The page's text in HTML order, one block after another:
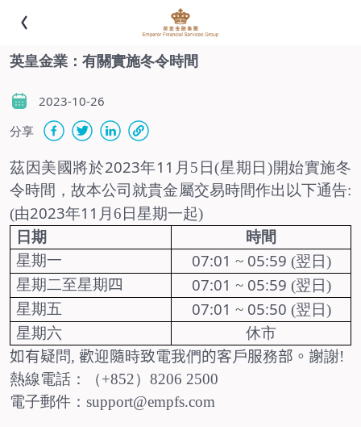
英皇金業：有關實施冬令時間
2023-10-26
分享
茲因美國將於2023年11 月 5 日(星期日 )開始實施冬
令時間，故本公司就貴金屬交易時間作出以下通告:
(由2023年11 月 6 日星期一起)
日期
時間
星期一
07:01 ~ 05:59 (翌日)
星期二至星期 四 07:01 ~ 05:59 (翌日)
星期五
07:01 ~ 05:50 (翌日)
星期六
休市
如有疑問, 歡迎 隨時致電我們的客戶服務部。謝謝!
熱線電話：（+852）8206 2500
電子郵件：support@empfs.com